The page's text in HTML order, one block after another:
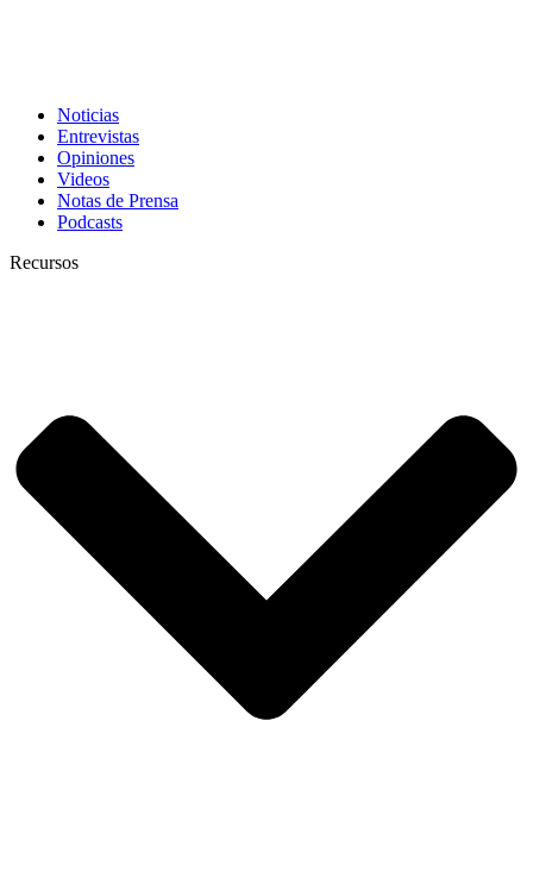
Noticias
Entrevistas
Opiniones
Videos
Notas de Prensa
Podcasts
Recursos